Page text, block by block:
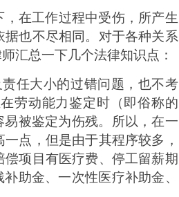
，在工作过程中受伤，所产生
也不尽相同。对于各种关系
汇总一下几个法律知识点：
任大小的过错问题，也不考
劳动能力鉴定时（即俗称的
被鉴定为伤残。所以，在一
点，但是由于其程序较多，
项目有医疗费、停工留薪期
助金、一次性医疗补助金、